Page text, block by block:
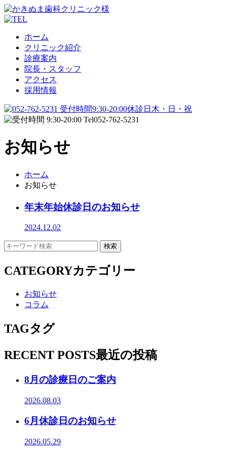
ホーム
クリニック紹介
診療案内
院長・スタッフ
アクセス
採用情報
お知らせ
ホーム
お知らせ
年末年始休診日のお知らせ
2024.12.02
CATEGORYカテゴリー
お知らせ
コラム
TAGタグ
RECENT POSTS最近の投稿
8月の診療日のご案内
2026.08.03
6月休診日のお知らせ
2026.05.29